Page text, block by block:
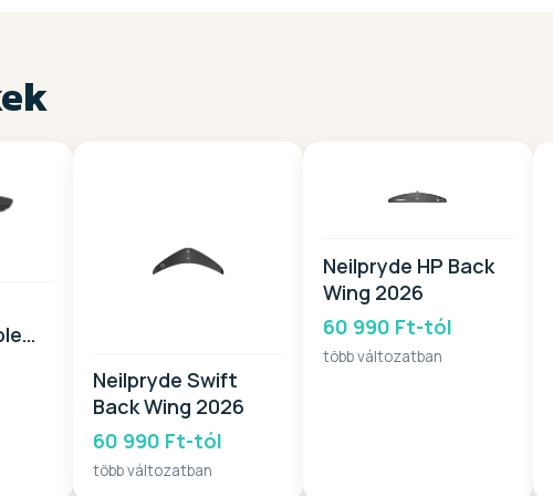
Neilpryde Swift
Back Wing 2026
60 990 Ft-tól
több változatban
Neilpryde HP Back
Wing 2026
60 990 Ft-tól
több változatban